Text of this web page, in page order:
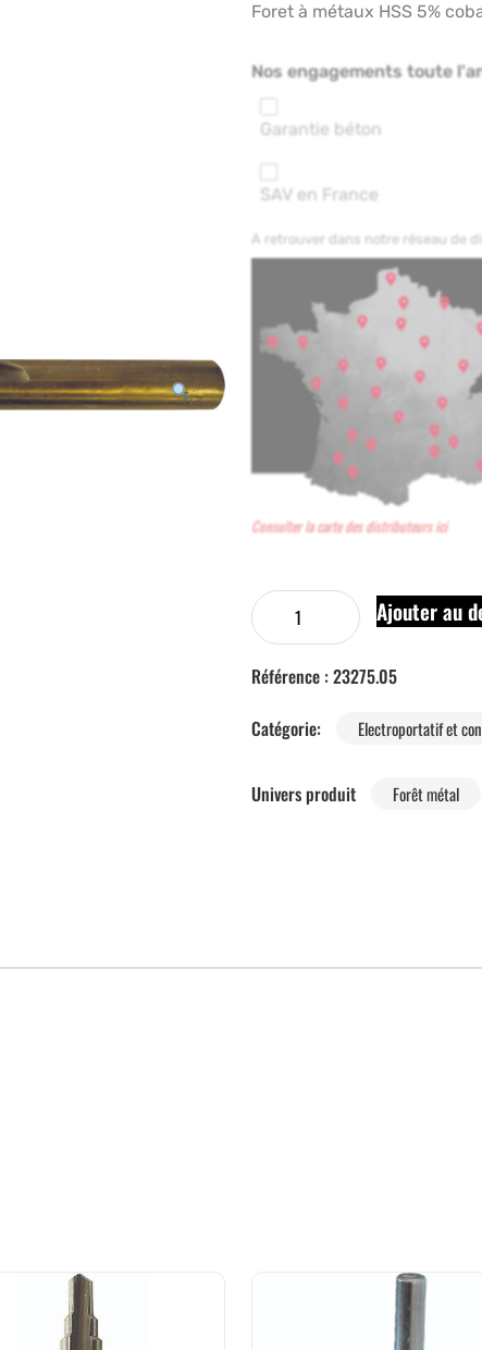
Foret à métaux HSS 5%
Nos engagements toute
Garantie béton
SAV en France
A retrouver dans notre réseau de
Consulter la carte des distributeurs ici
Ajouter au
Référence : 23275.05
Catégorie:
Electroportatif et
Univers produit Forêt métal